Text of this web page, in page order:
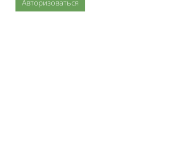
Авторизоваться